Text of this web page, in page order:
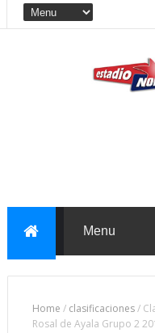
Home / clasificaciones/
Rosal de Ayala Grupo 2